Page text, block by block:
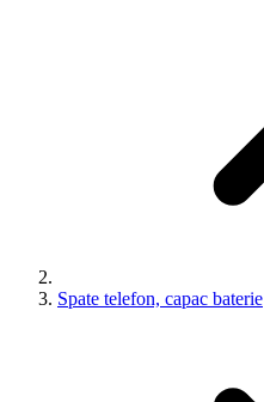
Spate telefon, capac baterie